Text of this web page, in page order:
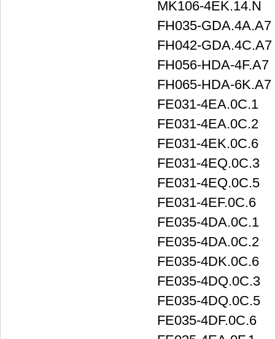
MK106-4EK.14.N
FH035-GDA.4A.A7
FH042-GDA.4C.A7
FH056-HDA-4F.A7
FH065-HDA-6K.A7
FE031-4EA.0C.1
FE031-4EA.0C.2
FE031-4EK.0C.6
FE031-4EQ.0C.3
FE031-4EQ.0C.5
FE031-4EF.0C.6
FE035-4DA.0C.1
FE035-4DA.0C.2
FE035-4DK.0C.6
FE035-4DQ.0C.3
FE035-4DQ.0C.5
FE035-4DF.0C.6